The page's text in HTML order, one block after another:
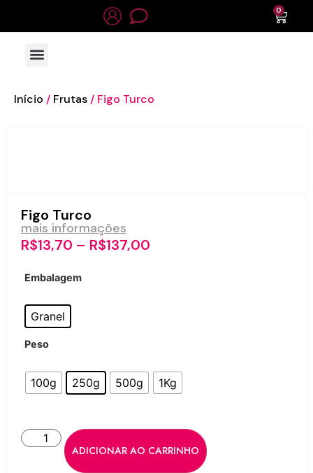
0
Início / Frutas / Figo Turco
Figo Turco
mais informações
R$13,70 – R$137,00
Embalagem
Granel
Peso
100g 250g 500g 1Kg
ADICIONAR AO CARRINHO